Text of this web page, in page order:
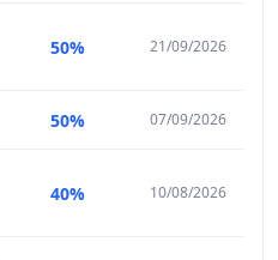
50% 21/09/2026
50% 07/09/2026
40% 10/08/2026